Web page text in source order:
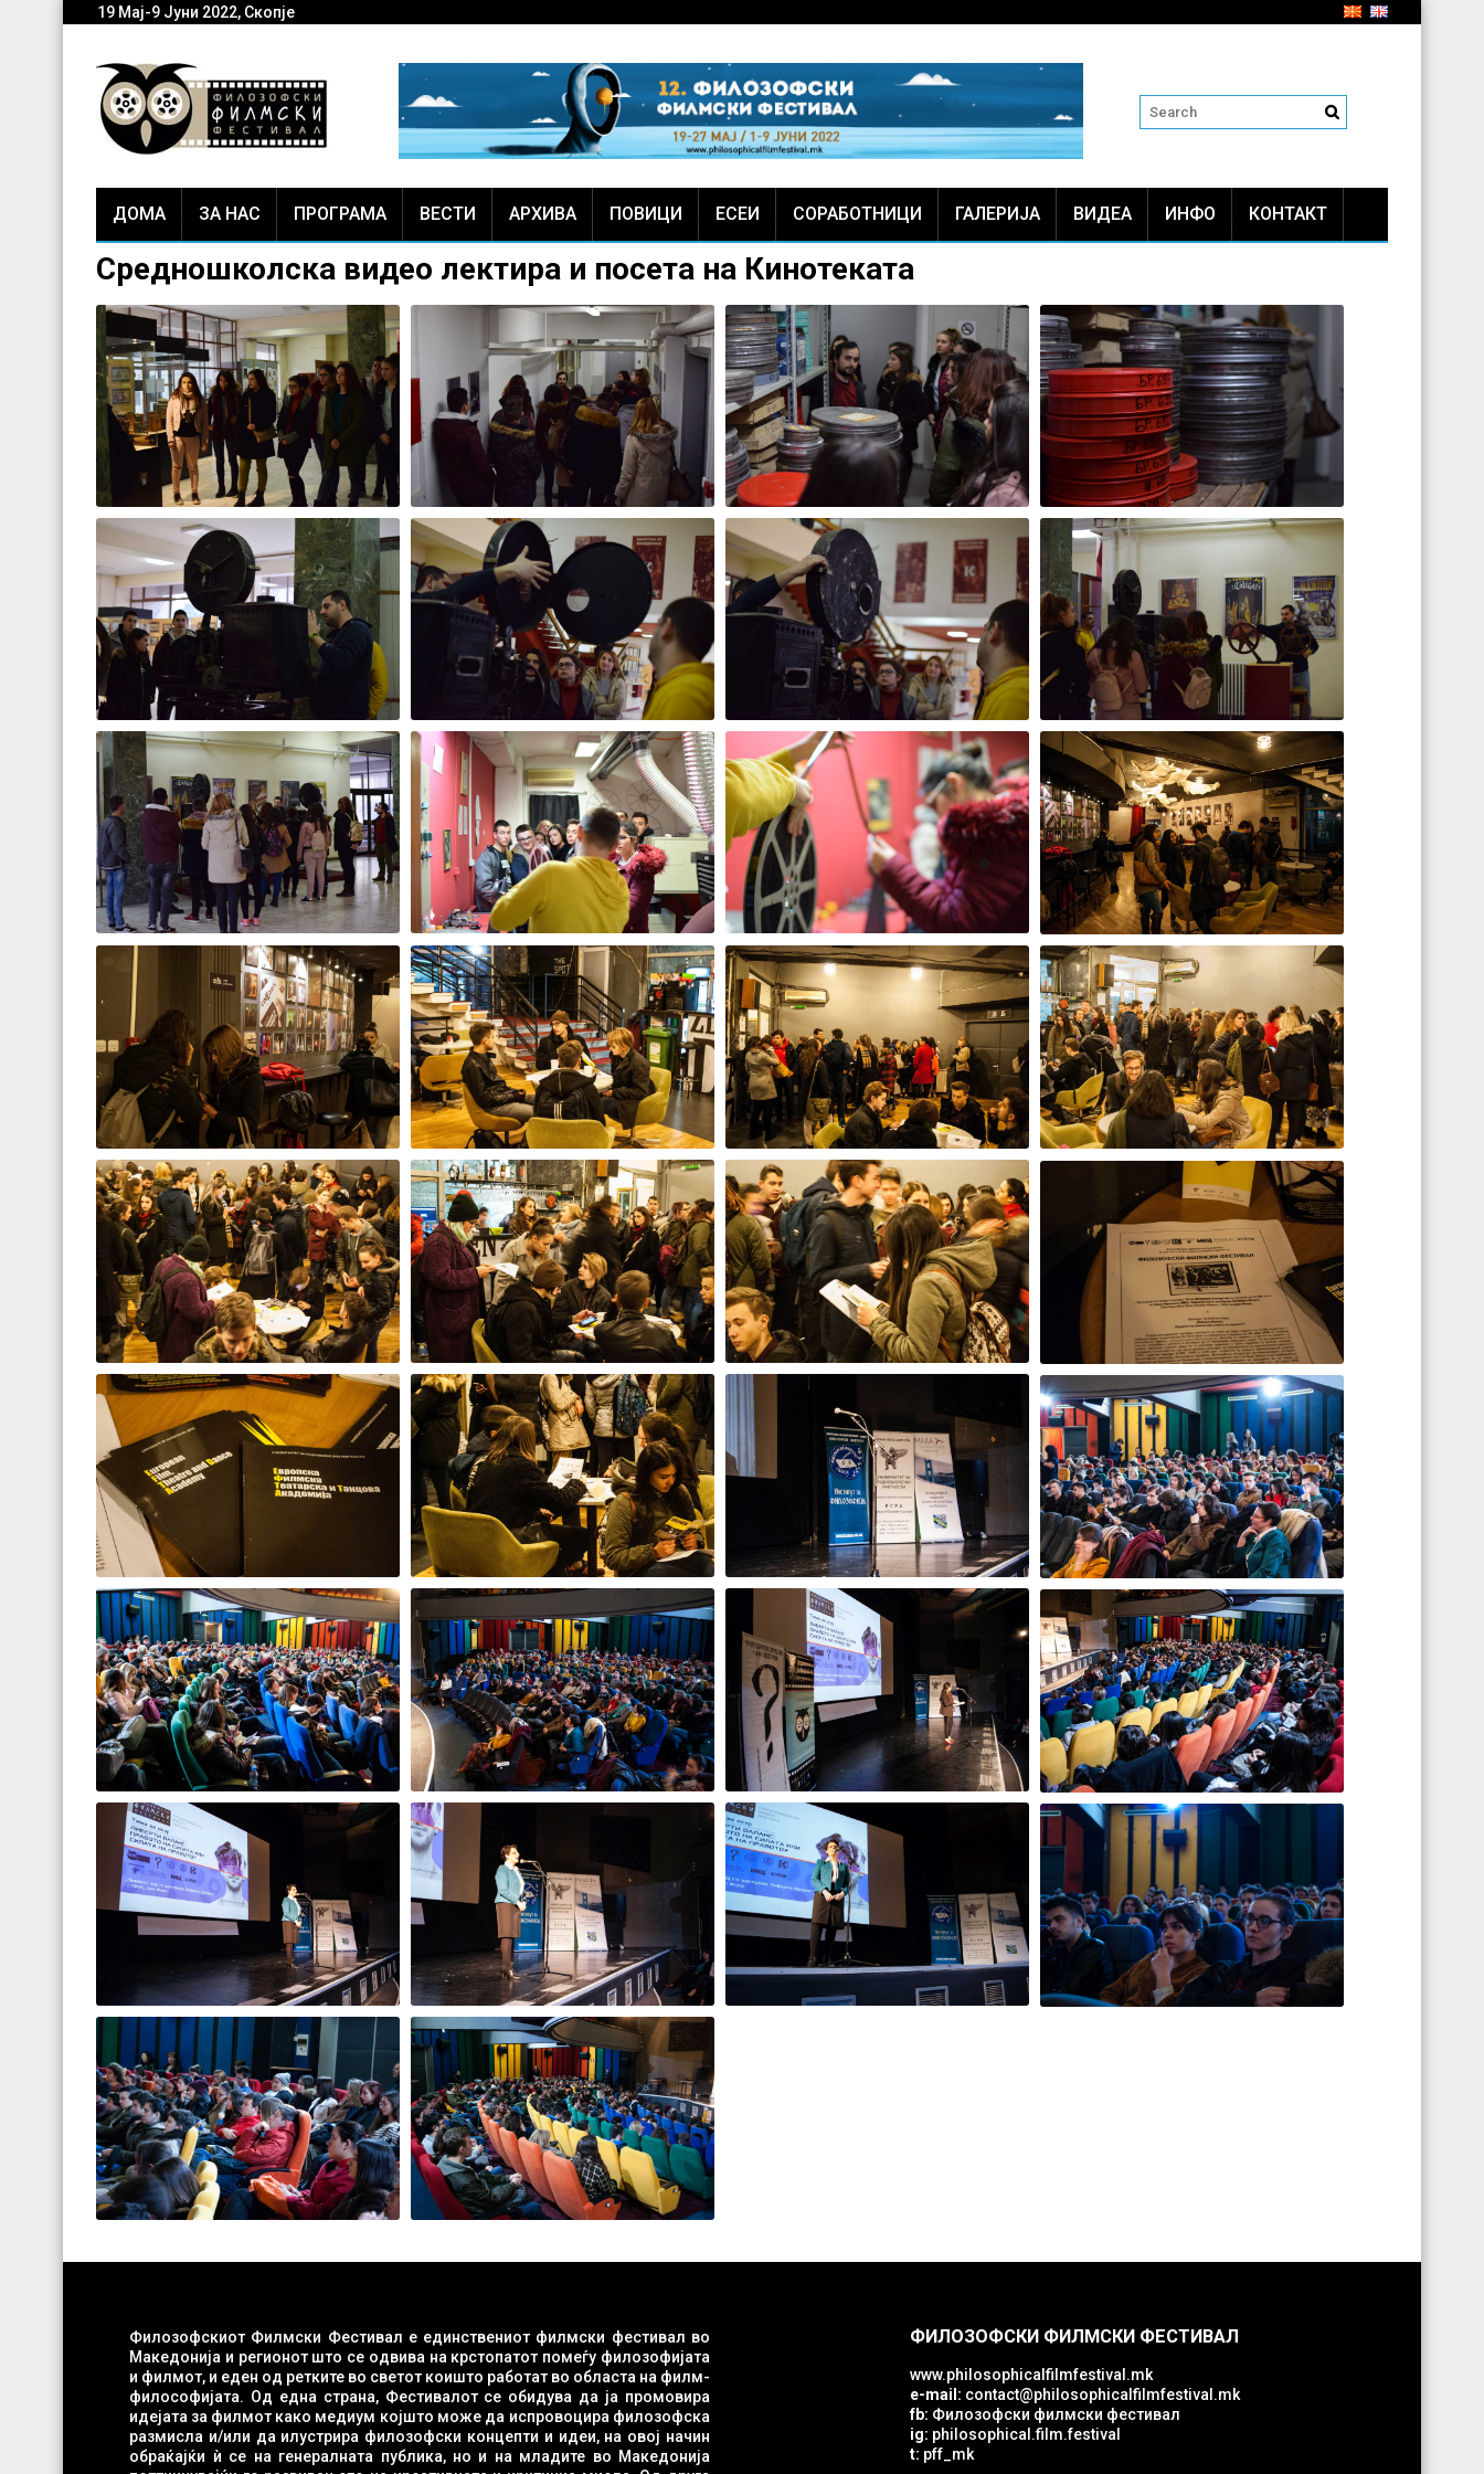
19 Мај-9 Јуни 2022, Скопје
ДОМА ЗА НАС ПРОГРАМА ВЕСТИ АРХИВА ПОВИЦИ ЕСЕИ СОРАБОТНИЦИ ГАЛЕРИЈА ВИДЕА ИНФО КОНТАКТ
Средношколска видео лектира и посета на Кинотеката
Филозофскиот Филмски Фестивал е единствениот филмски фестивал во
Македонија и регионот што се одвива на крстопатот помеѓу филозофијата
и филмот, и еден од ретките во светот коишто работат во областа на филм-
философијата. Од една страна, Фестивалот се обидува да ја промовира
идејата за филмот како медиум којшто може да испровоцира филозофска
размисла и/или да илустрира филозофски концепти и идеи, на овој начин
обраќајќи ѝ се на генералната публика, но и на младите во Македонија
ФИЛОЗОФСКИ ФИЛМСКИ ФЕСТИВАЛ
www.philosophicalfilmfestival.mk
e-mail: contact@philosophicalfilmfestival.mk
fb: Филозофски филмски фестивал
ig: philosophical.film.festival
t: pff_mk